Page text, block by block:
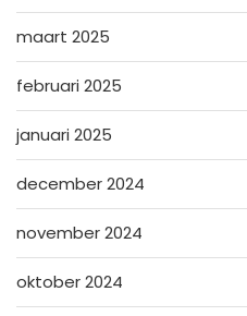
maart 2025
februari 2025
januari 2025
december 2024
november 2024
oktober 2024